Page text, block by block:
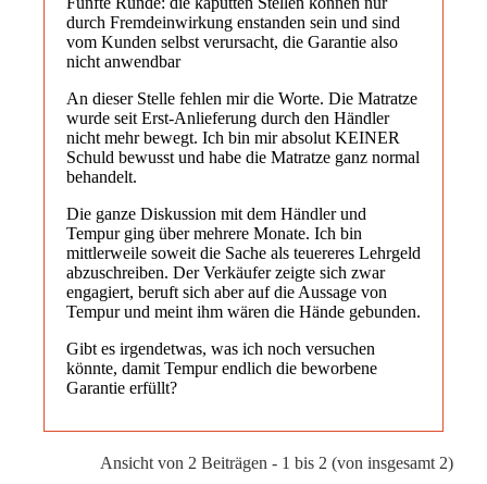
durch Fremdeinwirkung enstanden sein und sind
vom Kunden selbst verursacht, die Garantie also
nicht anwendbar
An dieser Stelle fehlen mir die Worte. Die Matratze
wurde seit Erst-Anlieferung durch den Händler
nicht mehr bewegt. Ich bin mir absolut KEINER
Schuld bewusst und habe die Matratze ganz normal
behandelt.
Die ganze Diskussion mit dem Händler und
Tempur ging über mehrere Monate. Ich bin
mittlerweile soweit die Sache als teuereres Lehrgeld
abzuschreiben. Der Verkäufer zeigte sich zwar
engagiert, beruft sich aber auf die Aussage von
Tempur und meint ihm wären die Hände gebunden.
Gibt es irgendetwas, was ich noch versuchen
könnte, damit Tempur endlich die beworbene
Garantie erfüllt?
Ansicht von 2 Beiträgen - 1 bis 2 (von insgesamt 2)